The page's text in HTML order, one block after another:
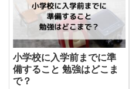
小学校に入学前までに準
備すること 勉強はどこま
で？